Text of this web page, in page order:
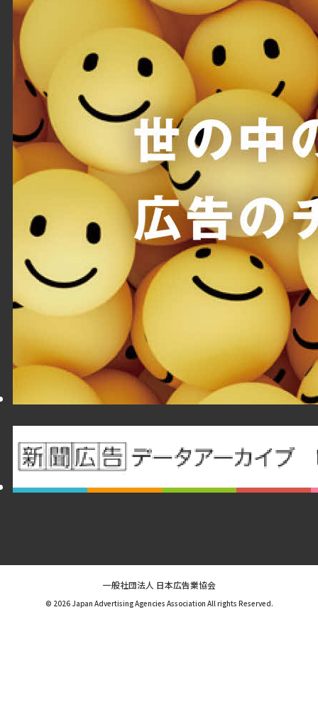
一般社団法人 日本広告業協会
© 2026 Japan Advertising Agencies Association All rights Reserved.